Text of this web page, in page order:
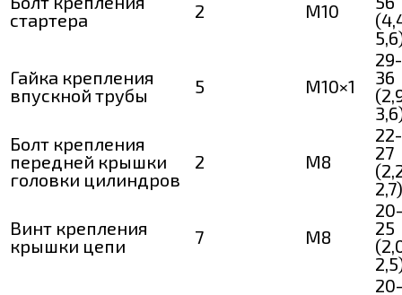
стартера
2 M10
Гайка крепления
впускной трубы
5 М10×1
29-
36
Болт крепления
передней крышки
головки цилиндров
2 M8
22-
27
2,7)
Винт крепления
крышки цепи
7 М8
20-
25
20-